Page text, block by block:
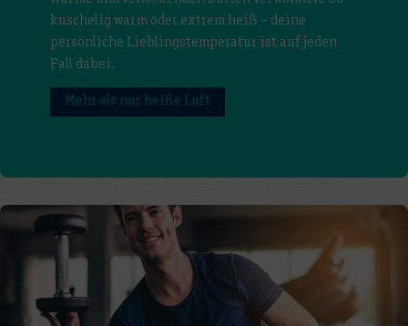
kuschelig warm oder extrem heiß – deine
persönliche Lieblingstemperatur ist auf jeden
Fall dabei.
Mehr als nur heiße Luft